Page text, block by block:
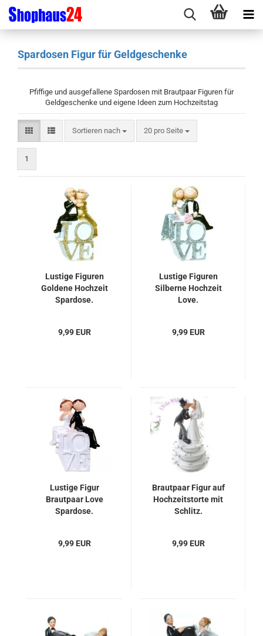
Spardosen Figur für Geldgeschenke
Pfiffige und ausgefallene Spardosen mit Brautpaar Figuren für
Geldgeschenke und eigene Ideen zum Hochzeitstag
Sortieren nach
Sortieren nach 20 pro Seite
pro Seite
1
Lustige Figuren
Goldene Hochzeit
Spardose.
9,99 EUR
Lustige Figuren
Silberne Hochzeit
Love.
9,99 EUR
Lustige Figur
Brautpaar Love
Spardose.
9,99 EUR
Brautpaar Figur auf
Hochzeitstorte mit
Schlitz.
9,99 EUR